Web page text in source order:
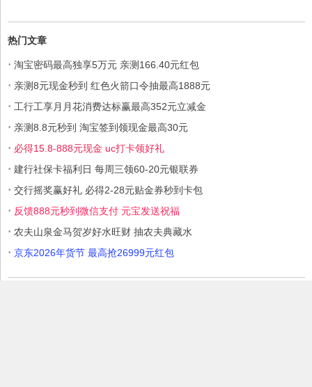
热门文章
· 淘宝密码最高独享5万元 亲测166.40元红包
· 亲测8元现金秒到 红色火箭口令抽最高1888元
· 工行工享月月花消费达标赢最高352元立减金
· 亲测8.8元秒到 淘宝签到领现金最高30元
· 必得15.8-888元现金 uc打卡领好礼
· 建行社保卡福利日 每周三领60-20元银联券
· 交行摇奖赢好礼 必得2-28元贴金券秒到卡包
· 反馈888元秒到微信支付 元宝发送祝福
· 农夫山泉金马贺岁好水旺财 抽农夫典藏水
· 京东2026年货节 最高抢26999元红包